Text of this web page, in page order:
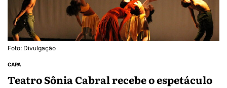
Foto: Divulgação
CAPA
Teatro Sônia Cabral recebe o espetáculo